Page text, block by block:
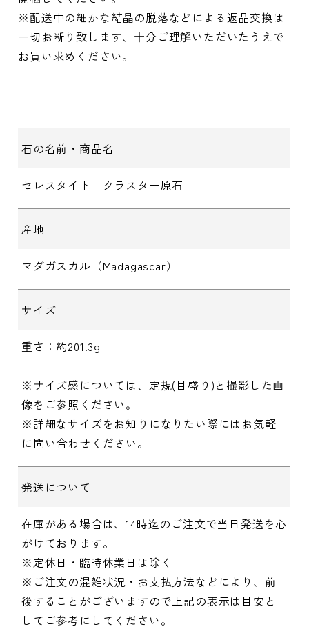
※配送中の細かな結晶の脱落などによる返品交換は
一切お断り致します、十分ご理解いただいたうえで
お買い求めください。
石の名前・商品名
セレスタイト クラスター原石
産地
マダガスカル（Madagascar）
サイズ
重さ：約201.3g
※サイズ感については、定規(目盛り)と撮影した画
像をご参照ください。
※詳細なサイズをお知りになりたい際にはお気軽
に問い合わせください。
発送について
在庫がある場合は、14時迄のご注文で当日発送を心
がけております。
※定休日・臨時休業日は除く
※ご注文の混雑状況・お支払方法などにより、前
後することがございますので上記の表示は目安と
してご参考にしてください。